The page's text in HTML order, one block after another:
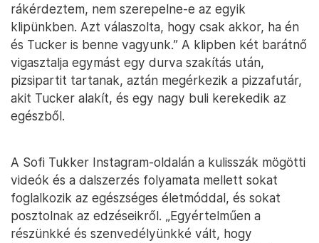
rákérdeztem, nem szerepelne-e az egyik
klipünkben. Azt válaszolta, hogy csak akkor, ha én
és Tucker is benne vagyunk.” A klipben két barátnő
vigasztalja egymást egy durva szakítás után,
pizsipartit tartanak, aztán megérkezik a pizzafutár,
akit Tucker alakít, és egy nagy buli kerekedik az
egészből.
A Sofi Tukker Instagram-oldalán a kulisszák mögötti
videók és a dalszerzés folyamata mellett sokat
foglalkozik az egészséges életmóddal, és sokat
posztolnak az edzéseikről. „Egyértelműen a
részünkké és szenvedélyünkké vált, hogy